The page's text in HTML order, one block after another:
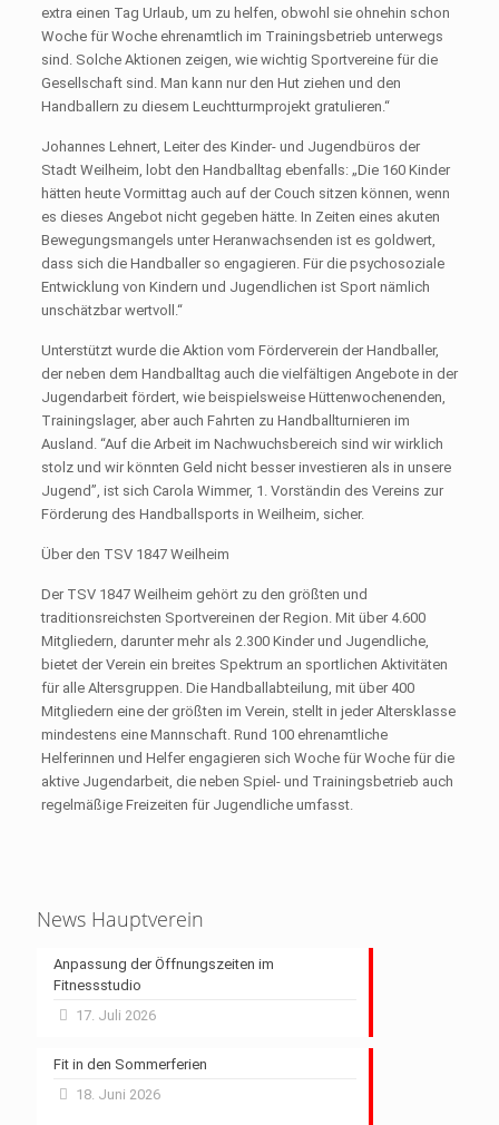
extra einen Tag Urlaub, um zu helfen, obwohl sie ohnehin schon
Woche für Woche ehrenamtlich im Trainingsbetrieb unterwegs
sind. Solche Aktionen zeigen, wie wichtig Sportvereine für die
Gesellschaft sind. Man kann nur den Hut ziehen und den
Handballern zu diesem Leuchtturmprojekt gratulieren.“
Johannes Lehnert, Leiter des Kinder- und Jugendbüros der
Stadt Weilheim, lobt den Handballtag ebenfalls: „Die 160 Kinder
hätten heute Vormittag auch auf der Couch sitzen können, wenn
es dieses Angebot nicht gegeben hätte. In Zeiten eines akuten
Bewegungsmangels unter Heranwachsenden ist es goldwert,
dass sich die Handballer so engagieren. Für die psychosoziale
Entwicklung von Kindern und Jugendlichen ist Sport nämlich
unschätzbar wertvoll.“
Unterstützt wurde die Aktion vom Förderverein der Handballer,
der neben dem Handballtag auch die vielfältigen Angebote in der
Jugendarbeit fördert, wie beispielsweise Hüttenwochenenden,
Trainingslager, aber auch Fahrten zu Handballturnieren im
Ausland. “Auf die Arbeit im Nachwuchsbereich sind wir wirklich
stolz und wir könnten Geld nicht besser investieren als in unsere
Jugend”, ist sich Carola Wimmer, 1. Vorständin des Vereins zur
Förderung des Handballsports in Weilheim, sicher.
Über den TSV 1847 Weilheim
Der TSV 1847 Weilheim gehört zu den größten und
traditionsreichsten Sportvereinen der Region. Mit über 4.600
Mitgliedern, darunter mehr als 2.300 Kinder und Jugendliche,
bietet der Verein ein breites Spektrum an sportlichen Aktivitäten
für alle Altersgruppen. Die Handballabteilung, mit über 400
Mitgliedern eine der größten im Verein, stellt in jeder Altersklasse
mindestens eine Mannschaft. Rund 100 ehrenamtliche
Helferinnen und Helfer engagieren sich Woche für Woche für die
aktive Jugendarbeit, die neben Spiel- und Trainingsbetrieb auch
regelmäßige Freizeiten für Jugendliche umfasst.
News Hauptverein
Anpassung der Öffnungszeiten im
Fitnessstudio
17. Juli 2026
Fit in den Sommerferien
18. Juni 2026